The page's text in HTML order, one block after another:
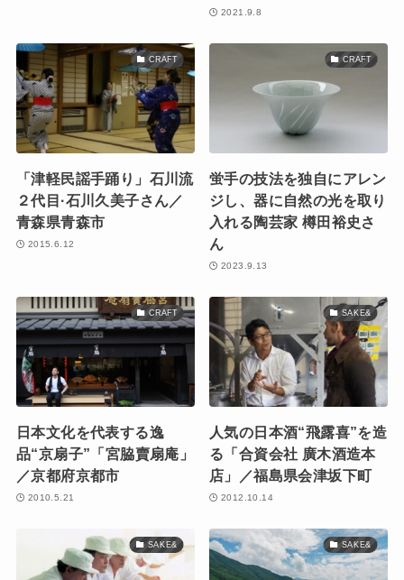
2021.9.8
CRAFT
「津軽民謡手踊り」石川流
２代目·石川久美子さん／
青森県青森市
2015.6.12
CRAFT
蛍手の技法を独自にアレン
ジし、器に自然の光を取り
入れる陶芸家 樽田裕史さ
ん
2023.9.13
CRAFT
日本文化を代表する逸
品“京扇子”「宮脇賣扇庵」
／京都府京都市
2010.5.21
SAKE&
人気の日本酒“飛露喜”を造
る「合資会社 廣木酒造本
店」／福島県会津坂下町
2012.10.14
SAKE& SAKE&